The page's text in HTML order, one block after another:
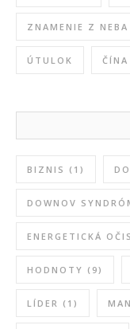
ZNAMENIE Z NEBA
ÚTULOK ČÍNA
BIZNIS (1)
DOWNOV
ENERGETICKÁ
HODNOTY (9)
LÍDER (1)